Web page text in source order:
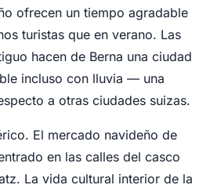
ofrecen un tiempo agradable
turistas que en verano. Las
hacen de Berna una ciudad
incluso con lluvia — una
a otras ciudades suizas.
El mercado navideño de
en las calles del casco
La vida cultural interior de la